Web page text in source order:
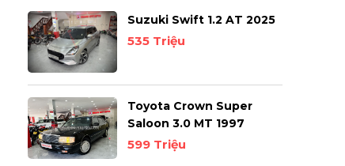
Suzuki Swift 1.2 AT 2025
535 Triệu
Toyota Crown Super
Saloon 3.0 MT 1997
599 Triệu